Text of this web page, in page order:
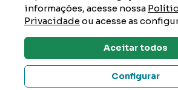
informações, acesse nossa
Privacidadeou acesse as
Aceitar todos
Configurar